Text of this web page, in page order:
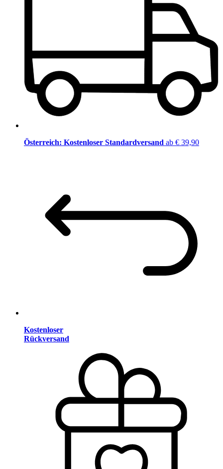
Österreich: Kostenloser Standardversand ab € 39,90
Kostenloser
Rückversand